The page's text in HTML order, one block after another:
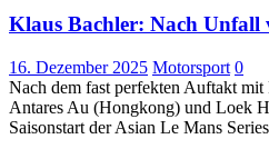
Klaus Bachler: Nach Unfall
16. Dezember 2025 Motorsport 0
Nach dem fast perfekten Auftakt
Antares Au (Hongkong) und Loek
Saisonstart der Asian Le Mans Series